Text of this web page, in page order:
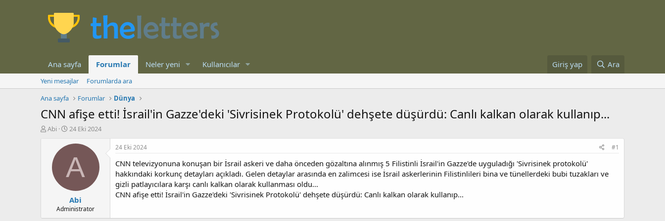
Ana sayfa Forumlar Neler yeni Kullanıcılar Giriş yap Ara
Yeni mesajlar
Forumlarda ara
Ana sayfa
Forumlar Dünya
CNN afişe etti! İsrail'in Gazze'deki 'Sivrisinek Protokolü' dehşete düşürdü: Canlı kalkan olarak kullanıp...
K
l
Abi
B
ş
a
n
ı
ç
t
a
24 Eki 2024
A
Abi
Administrator
24 Eki 2024 #1
CNN televizyonuna konuşan bir İsrail askeri ve daha önceden gözaltına alınmış 5 Filistinli İsrail'in Gazze'de uyguladığı 'Sivrisinek protokolü'
hakkındaki korkunç detayları açıkladı. Gelen detaylar arasında en zalimcesi ise İsrail askerlerinin Filistinlileri bina ve tünellerdeki bubi tuzakları ve
gizli patlayıcılara karşı canlı kalkan olarak kullanması oldu...
CNN afişe etti! İsrail'in Gazze'deki 'Sivrisinek Protokolü' dehşete düşürdü: Canlı kalkan olarak kullanıp...